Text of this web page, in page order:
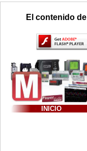
El contenido
INICIO